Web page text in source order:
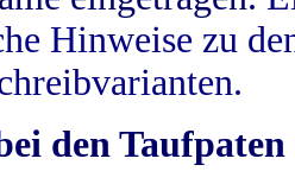
Hinweise zu
den Taufpaten